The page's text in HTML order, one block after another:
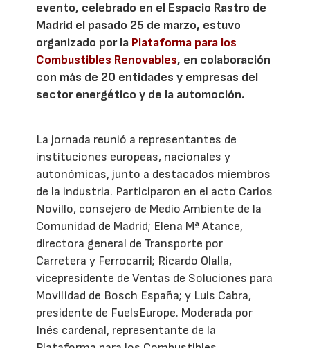
evento, celebrado en el Espacio Rastro de
Madrid el pasado 25 de marzo, estuvo
organizado por la Plataforma para los
Combustibles Renovables, en colaboración
con más de 20 entidades y empresas del
sector energético y de la automoción.
La jornada reunió a representantes de
instituciones europeas, nacionales y
autonómicas, junto a destacados miembros
de la industria. Participaron en el acto Carlos
Novillo, consejero de Medio Ambiente de la
Comunidad de Madrid; Elena Mª Atance,
directora general de Transporte por
Carretera y Ferrocarril; Ricardo Olalla,
vicepresidente de Ventas de Soluciones para
Movilidad de Bosch España; y Luis Cabra,
presidente de FuelsEurope. Moderada por
Inés cardenal, representante de la